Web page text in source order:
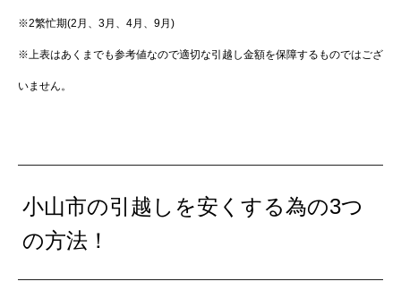
※2繁忙期(2月、3月、4月、9月)
※上表はあくまでも参考値なので適切な引越し金額を保障するものではござ
いません。
小山市の引越しを安くする為の3つ
の方法！